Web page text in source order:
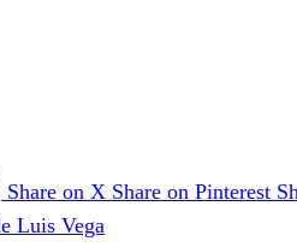
Share on X Share on Pinterest
Luis Vega